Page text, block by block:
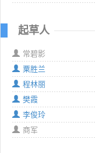
起草人
常碧影
粟胜兰
程林丽
樊霞
李俊玲
商军